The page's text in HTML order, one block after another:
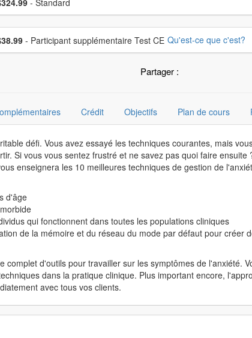
- Standard
un prix supplémentaire
- Participant supplémentaire Test CE Qu'est-ce que c'est?
Partager :
Crédit Objectifs Plan de cours
défi. Vous avez essayé les techniques courantes, mais
Si vous vous sentez frustré et ne savez pas quoi faire ensuite
enseignera les 10 meilleures techniques de gestion de
d'âge
qui fonctionnent dans toutes les populations cliniques
de la mémoire et du réseau du mode par défaut pour créer
complet d'outils pour travailler sur les symptômes de l'anxiété.
dans la pratique clinique. Plus important encore,
avec tous vos clients.